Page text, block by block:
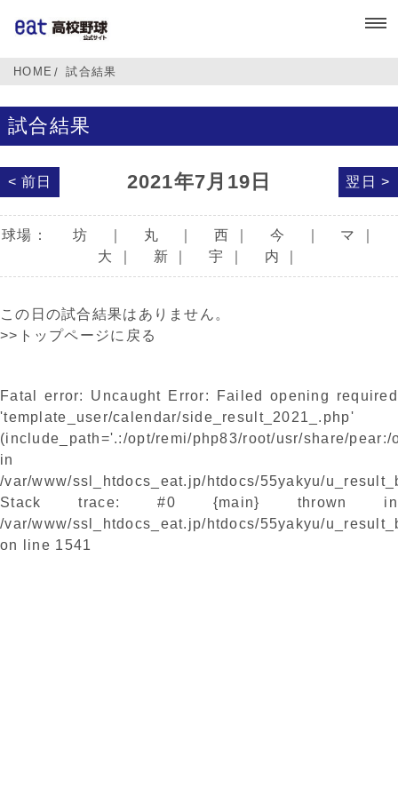
HOME 試合結果
試合結果
< 前日 2021年7月19日 翌日 >
球場： 坊 丸 西 今 マ
大
新 宇 内
この日の試合結果はありません。
>>トップページに戻る
Fatal error: Uncaught Error: Failed opening required
'template_user/calendar/side_result_2021_.php'
(include_path='.:/opt/remi/php83/root/usr/share/
in
/var/www/ssl_htdocs_eat.jp/htdocs/55yakyu/
Stack trace: #0 {main} thrown in
/var/www/ssl_htdocs_eat.jp/htdocs/55yakyu/
on line 1541